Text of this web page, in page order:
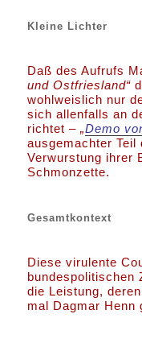
Kleine Lichter
Daß des Aufrufs
und Ostfriesland“
wohlweislich nur
sich allenfalls an
richtet –„Demo
ausgemachter Teil
Verwurstung ihrer
Schmonzette.
Gesamtkontext
Diese virulente
bundespolitischen
die Leistung,
mal Dagmar Henn